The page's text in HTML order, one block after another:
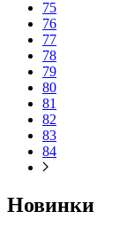
75
76
77
78
79
80
81
82
83
84
Новинки